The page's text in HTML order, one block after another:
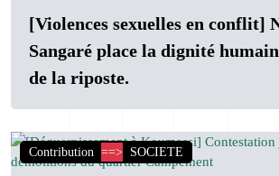
[Violences sexuelles en conflit]
Sangaré place la dignité
de la riposte.
Contribution ==> SOCIETE